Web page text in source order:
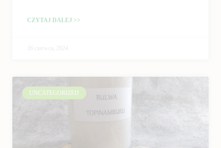
CZYTAJ DALEJ >>
26 czerwca, 2024
UNCATEGORIZED